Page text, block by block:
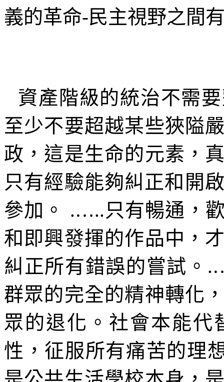
義的革命-民主視野之間
資產階級的統治不需
至少不要超越某些狹隘
政，這是生命的元素，
只有經驗能夠糾正和開
參加。
.….. 只有暢通，
和即興發揮的作品中，
糾正所有錯誤的嘗試。 .
群眾的完全的精神轉化
眾的退化。社會本能代
性，征服所有痛苦的理